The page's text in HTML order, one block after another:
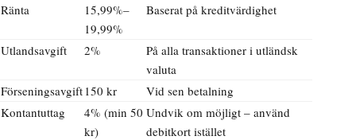
Ränta
15,99%–
19,99%
Baserat på kreditvärdighet
Utlandsavgift 2%
På alla transaktioner i utländsk
valuta
Förseningsavgift 150 kr
Vid sen betalning
Kontantuttag
4% (min 50
kr)
Undvik om möjligt – använd
debitkort istället